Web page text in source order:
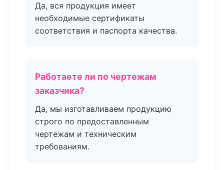
Да, вся продукция имеет
необходимые сертификаты
соответствия и паспорта качества.
Работаете ли по чертежам
заказчика?
Да, мы изготавливаем продукцию
строго по предоставленным
чертежам и техническим
требованиям.